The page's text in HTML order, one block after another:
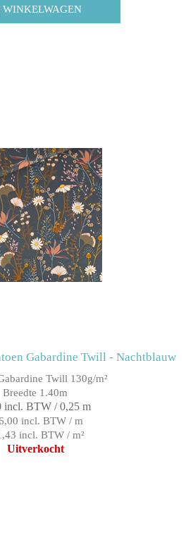
Gabardine Twill - Nachtblauw
Twill 130g/m²
Breedte 1.40m
incl. BTW / 0,25 m
incl. BTW / m
incl. BTW / m²
Uitverkocht